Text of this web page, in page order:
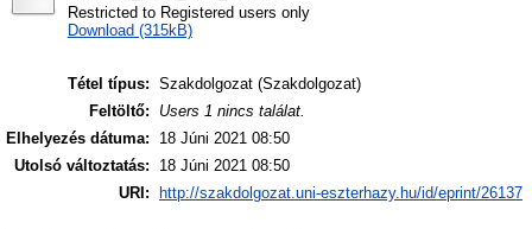
Restricted to Registered users only
Download (315kB)
Tétel típus: Szakdolgozat (Szakdolgozat)
Feltöltő:
Users 1 nincs találat.
Elhelyezés dátuma:
18 Júni 2021 08:50
Utolsó változtatás:
18 Júni 2021 08:50
URI:
http://szakdolgozat.uni-eszterhazy.hu/id/eprint/26137